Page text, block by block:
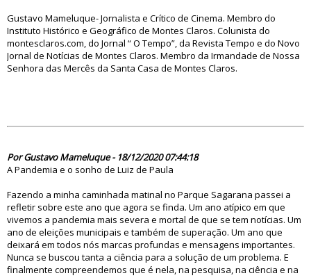
Gustavo Mameluque- Jornalista e Crítico de Cinema. Membro do
Instituto Histórico e Geográfico de Montes Claros. Colunista do
montesclaros.com, do Jornal “ O Tempo”, da Revista Tempo e do Novo
Jornal de Notícias de Montes Claros. Membro da Irmandade de Nossa
Senhora das Mercês da Santa Casa de Montes Claros.
Por Gustavo Mameluque - 18/12/2020 07:44:18
A Pandemia e o sonho de Luiz de Paula
Fazendo a minha caminhada matinal no Parque Sagarana passei a
refletir sobre este ano que agora se finda. Um ano atípico em que
vivemos a pandemia mais severa e mortal de que se tem notícias. Um
ano de eleições municipais e também de superação. Um ano que
deixará em todos nós marcas profundas e mensagens importantes.
Nunca se buscou tanta a ciência para a solução de um problema. E
finalmente compreendemos que é nela, na pesquisa, na ciência e na